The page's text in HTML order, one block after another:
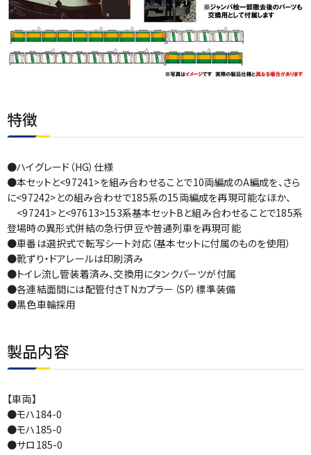
特徴
●ハイグレード（HG）仕様
●本セットと<97241>を組み合わせることで10両編成のA編成を、さら
に<97242>との組み合わせで185系の15両編成を再現可能なほか、
<97241>と<97613>153系基本セットBと組み合わせることで185系
登場時の異形式併結の急行伊豆や普通列車を再現可能
●車番は選択式で転写シート対応（基本セットに付属のものを使用）
●靴ずり・ドアレールは印刷済み
●トイレ流し管装着済み、交換用にタンクパーツが付属
●各連結面間には配管付きTNカプラー（SP）標準装備
●黒色車輪採用
製品内容
【車両】
●モハ184-0
●モハ185-0
●サロ185-0